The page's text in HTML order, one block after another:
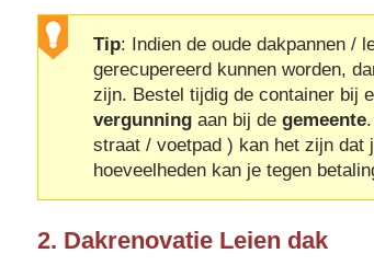
Tip: Indien de oude dakpannen /
gerecupereerd kunnen worden,
zijn. Bestel tijdig de container bij
vergunning aan bij de gemeente
straat / voetpad ) kan het zijn dat
hoeveelheden kan je tegen
2. Dakrenovatie Leien dak